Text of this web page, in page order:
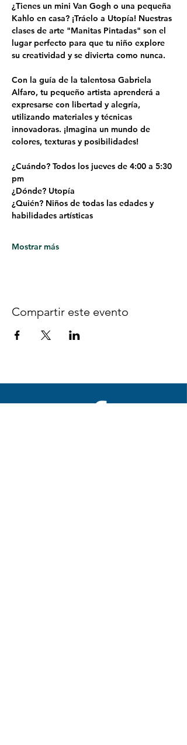
¿Tienes un mini Van Gogh o una pequeña
Kahlo en casa? ¡Tráelo a Utopía! Nuestras
clases de arte "Manitas Pintadas" son el
lugar perfecto para que tu niño explore
su creatividad y se divierta como nunca.
Con la guía de la talentosa Gabriela
Alfaro, tu pequeño artista aprenderá a
expresarse con libertad y alegría,
utilizando materiales y técnicas
innovadoras. ¡Imagina un mundo de
colores, texturas y posibilidades!
¿Cuándo? Todos los jueves de 4:00 a 5:30
pm
¿Dónde? Utopía
¿Quién? Niños de todas las edades y
habilidades artísticas
Mostrar más
Compartir este evento